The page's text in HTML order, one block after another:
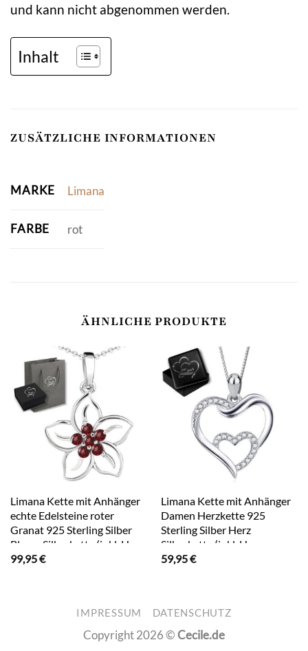
und kann nicht abgenommen werden.
Inhalt
ZUSÄTZLICHE INFORMATIONEN
MARKE Limana
FARBE rot
ÄHNLICHE PRODUKTE
Limana Kette mit Anhänger
echte Edelsteine roter
Granat 925 Sterling Silber
Blume Silberkette (inkl. Herz
Geschenkdose und Tüte),
99,95€
Limana Kette mit Anhänger
Damen Herzkette 925
Sterling Silber Herz
Silberkette (inkl. Herz
Geschenkdose),
59,95€
IMPRESSUM DATENSCHUTZ
Copyright 2026 ©Cecile.de